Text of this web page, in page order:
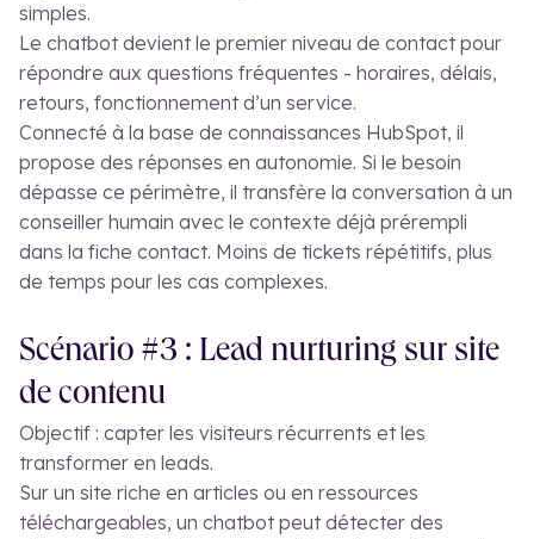
simples.
Le chatbot devient le premier niveau de contact pour
répondre aux questions fréquentes - horaires, délais,
retours, fonctionnement d’un service.
Connecté à la base de connaissances HubSpot, il
propose des réponses en autonomie. Si le besoin
dépasse ce périmètre, il transfère la conversation à un
conseiller humain avec le contexte déjà prérempli
dans la fiche contact. Moins de tickets répétitifs, plus
de temps pour les cas complexes.
Scénario #3 : Lead nurturing sur site
de contenu
Objectif : capter les visiteurs récurrents et les
transformer en leads.
Sur un site riche en articles ou en ressources
téléchargeables, un chatbot peut détecter des